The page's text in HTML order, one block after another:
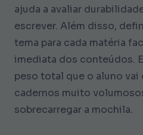
ajuda a avaliar
escrever. Além disso,
tema para cada matéria
imediata dos conteúdos.
peso total que o aluno vai
cadernos muito
sobrecarregar a mochila.